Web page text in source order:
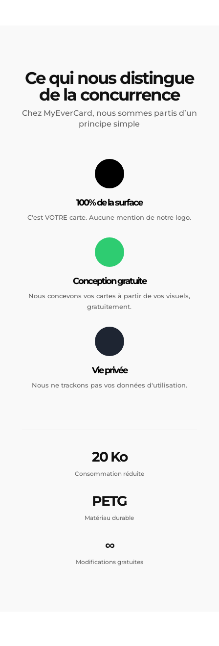
Ce qui nous distingue
de la concurrence
Chez MyEverCard, nous sommes partis d’un
principe simple
100% de la surface
C'est VOTRE carte. Aucune mention de notre logo.
Conception gratuite
Nous concevons vos cartes à partir de vos visuels,
gratuitement.
Vie privée
Nous ne trackons pas vos données d'utilisation.
20 Ko
Consommation réduite
PETG
Matériau durable
∞
Modifications gratuites